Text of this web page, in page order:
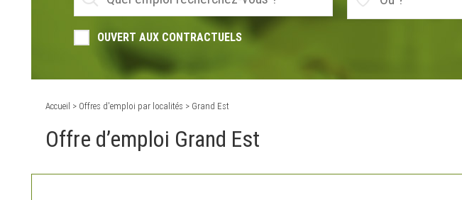
OUVERT AUX CONTRACTUELS
Accueil > Offres d'emploi par localités > Grand Est
Offre d’emploi Grand Est